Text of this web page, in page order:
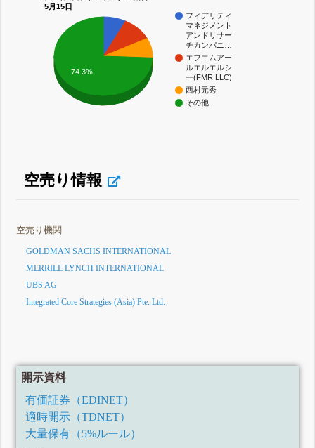
5月15日
フィデリティ
マネジメント
アンドリサー
チカンパニ…
エフエムアー
ルエルエルシ
ー(FMR LLC)
西村元秀
その他
74.3%
空売り情報
空売り機関
GOLDMAN SACHS INTERNATIONAL
MERRILL LYNCH INTERNATIONAL
UBS AG
Integrated Core Strategies (Asia) Pte. Ltd.
開示資料
有価証券（EDINET）
適時開示（TDNET）
大量保有（5%ルール）